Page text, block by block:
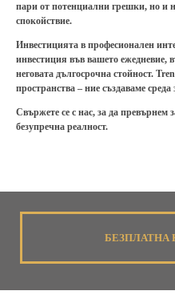
пари от потенциални грешки, но и
спокойствие.
Инвестицията в професионален
инвестиция във вашето ежедневие,
неговата дългосрочна стойност.
пространства – ние създаваме
Свържете се с нас, за да превърнем
безупречна реалност.
БЕЗПЛАТНА